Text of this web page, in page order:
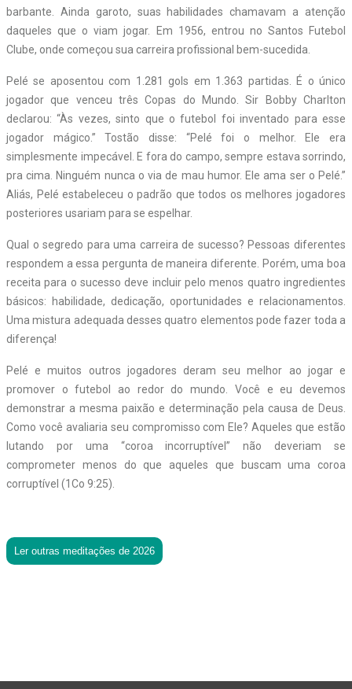
barbante. Ainda garoto, suas habilidades chamavam a atenção
daqueles que o viam jogar. Em 1956, entrou no Santos Futebol
Clube, onde começou sua carreira profissional bem-sucedida.
Pelé se aposentou com 1.281 gols em 1.363 partidas. É o único
jogador que venceu três Copas do Mundo. Sir Bobby Charlton
declarou: “Às vezes, sinto que o futebol foi inventado para esse
jogador mágico.” Tostão disse: “Pelé foi o melhor. Ele era
simplesmente impecável. E fora do campo, sempre estava sorrindo,
pra cima. Ninguém nunca o via de mau humor. Ele ama ser o Pelé.”
Aliás, Pelé estabeleceu o padrão que todos os melhores jogadores
posteriores usariam para se espelhar.
Qual o segredo para uma carreira de sucesso? Pessoas diferentes
respondem a essa pergunta de maneira diferente. Porém, uma boa
receita para o sucesso deve incluir pelo menos quatro ingredientes
básicos: habilidade, dedicação, oportunidades e relacionamentos.
Uma mistura adequada desses quatro elementos pode fazer toda a
diferença!
Pelé e muitos outros jogadores deram seu melhor ao jogar e
promover o futebol ao redor do mundo. Você e eu devemos
demonstrar a mesma paixão e determinação pela causa de Deus.
Como você avaliaria seu compromisso com Ele? Aqueles que estão
lutando por uma “coroa incorruptível” não deveriam se
comprometer menos do que aqueles que buscam uma coroa
corruptível (1Co 9:25).
Ler outras meditações de 2026